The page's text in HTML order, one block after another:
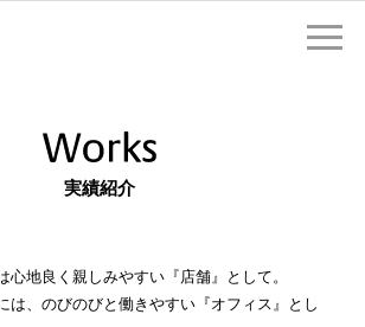
実績紹介
心地良く親しみやすい『店舗』として。
は、のびのびと働きやすい『オフィス』とし